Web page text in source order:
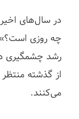
در سال‌های
چه روزی است؟»
رشد چشمگیری
از گذشته
می‌کنند.